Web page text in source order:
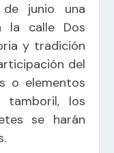
junio una
la calle Dos
y tradición
del
o elementos
tamboril, los
se harán